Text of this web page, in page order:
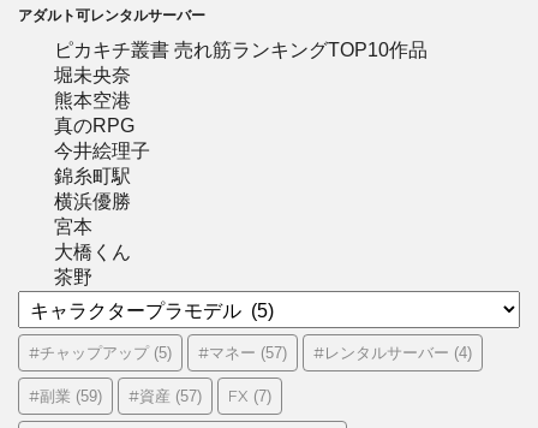
アダルト可レンタルサーバー
ピカキチ叢書 売れ筋ランキングTOP10作品
堀未央奈
熊本空港
真のRPG
今井絵理子
錦糸町駅
横浜優勝
宮本
大橋くん
茶野
テ
ゴ
リ
ー
#チャップアップ(5) #マネー (57) #レンタルサーバー (4)
#副業 (59) #資産 (57) FX (7)